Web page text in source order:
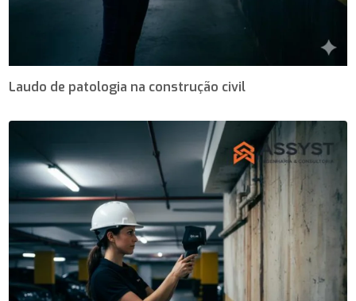
Laudo de patologia na construção civil